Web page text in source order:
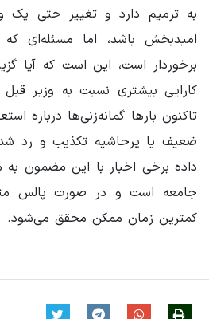
به ترمیم دارد و تغییر حتی یک
امیدبخش باشد، اما مسئله‌ای
برخوردار است، این است که آیا
کارایی بیشتری نسبت به وزیر
تاکنون بارها گمانه‌زنی‌ها درباره
ضعیف یا پرحاشیه تکذیب و رد
داده برخی اخبار با این مضمون به
جامعه است و در صورت پالس
کمترین زمان ممکن محقق می‌شود.